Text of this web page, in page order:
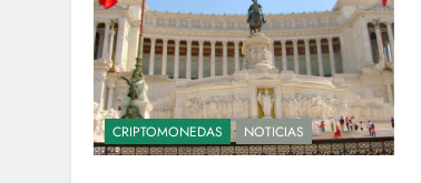
CRIPTOMONEDAS NOTICIAS